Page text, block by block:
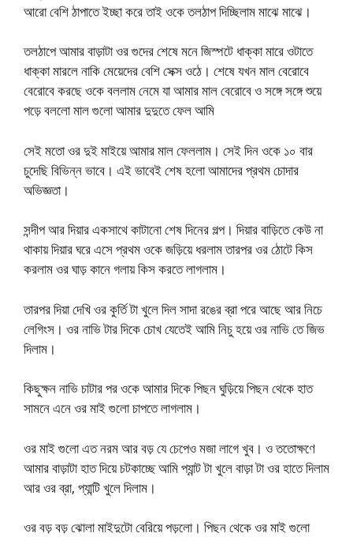
আরো বেশি ঠাপাতে ইচ্ছা করে তাই ওকে তলঠাপ দিচ্ছিলাম মাঝে মাঝে।
তলঠাপে আমার বাড়াটা ওর গুদের শেষে মনে জিস্পটে ধাক্কা মারে ওটাতে
ধাক্কা মারলে নাকি মেয়েদের বেশি সেক্স ওঠে। শেষে যখন মাল বেরোবে
বেরোবে করছে ওকে বললাম নেমে যা আমার মাল বেরোবে ও সঙ্গে সঙ্গে শুয়ে
পড়ে বললো মাল গুলো আমার দুদুতে ফেল আমি
সেই মতো ওর দুই মাইয়ে আমার মাল ফেললাম। সেই দিন ওকে ১০ বার
চুদেছি বিভিন্ন ভাবে। এই ভাবেই শেষ হলো আমাদের প্রথম চোদার
অভিজ্ঞতা।
সন্দীপ আর দিয়ার একসাথে কাটানো শেষ দিনের গল্প। দিয়ার বাড়িতে কেউ না
থাকায় দিয়ার ঘরে এসে প্রথম ওকে জড়িয়ে ধরলাম তারপর ওর ঠোটে কিস
করলাম ওর ঘাড় কানে গলায় কিস করতে লাগলাম।
তারপর দিয়া দেখি ওর কুর্তি টা খুলে দিল সাদা রঙের ব্রা পরে আছে আর নিচে
লেগিংস। ওর নাভি টার দিকে চোখ যেতেই আমি নিচু হয়ে ওর নাভি তে জিভ
দিলাম।
কিছুক্ষন নাভি চাটার পর ওকে আমার দিকে পিছন ঘুড়িয়ে পিছন থেকে হাত
সামনে এনে ওর মাই গুলো চাপতে লাগলাম।
ওর মাই গুলো এত নরম আর বড় যে চেপেও মজা লাগে খুব। ও ততোক্ষণে
আমার বাড়াটা হাত দিয়ে চটকাচ্ছে আমি প্যান্ট টা খুলে বাড়া টা ওর হাতে দিলাম
আর ওর ব্রা, প্যান্টি খুলে দিলাম।
ওর বড় বড় ঝোলা মাইদুটো বেরিয়ে পড়লো। পিছন থেকে ওর মাই গুলো